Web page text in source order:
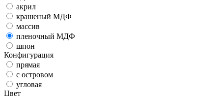
акрил
крашеный МДФ
массив
пленочный МДФ
шпон
Конфигурация
прямая
с островом
угловая
Цвет